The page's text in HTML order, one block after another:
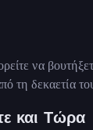
να
τη δεκαετία
και Τώρα